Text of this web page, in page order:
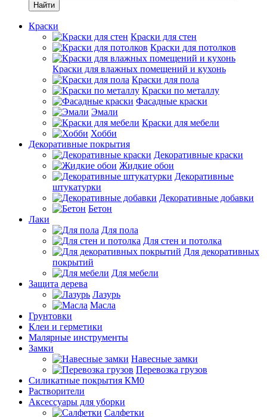
Найти
Краски
Краски для стен
Краски для потолков
Краски для влажных помещений и кухонь
Краски для пола
Краски по металлу
Фасадные краски
Эмали
Краски для мебели
Хобби
Декоративные покрытия
Декоративные краски
Жидкие обои
Декоративные
штукатурки
Декоративные добавки
Бетон
Лаки
Для пола
Для стен и потолка
Для декоративных
покрытий
Для мебели
Защита дерева
Лазурь
Масла
Грунтовки
Клеи и герметики
Малярные инструменты
Замки
Навесные замки
Перевозка грузов
Силикатные покрытия КМ0
Растворители
Аксессуары для уборки
Салфетки